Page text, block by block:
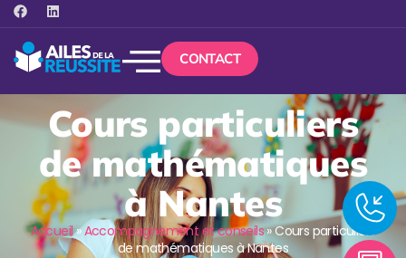
CONTACT
Cours particuliers
de mathématiques
à Nantes
Accueil»Accompagnement et conseils»Cours particuliers
de mathématiques à Nantes